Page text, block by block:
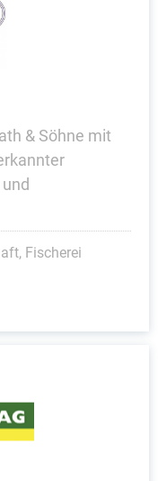
& Söhne mit
Fischerei